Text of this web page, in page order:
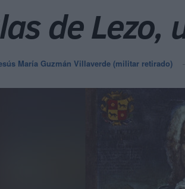
de Lezo,
María Guzmán Villaverde (militar retirado)